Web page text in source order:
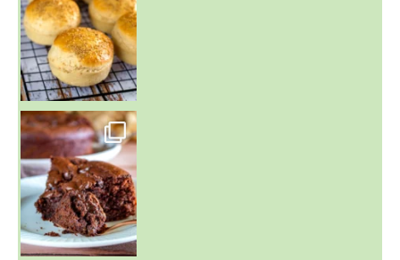
~ GÂTEAU FONDANT CHOCO NOISETTE ~
C'est lundi